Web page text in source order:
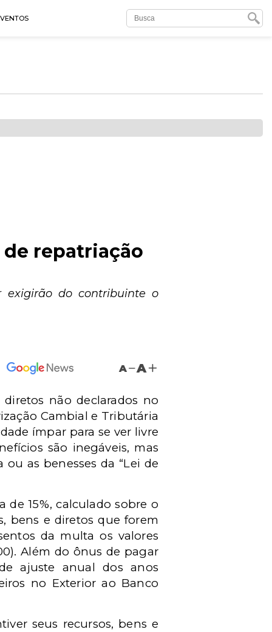
repatriação
exigirão do contribuinte o
A A
não declarados no
Cambial e Tributária
ímpar para se ver livre
são inegáveis, mas
as benesses da “Lei de
15%, calculado sobre o
bens e diretos que forem
da multa os valores
Além do ônus de pagar
ajuste anual dos anos
no Exterior ao Banco
seus recursos, bens e